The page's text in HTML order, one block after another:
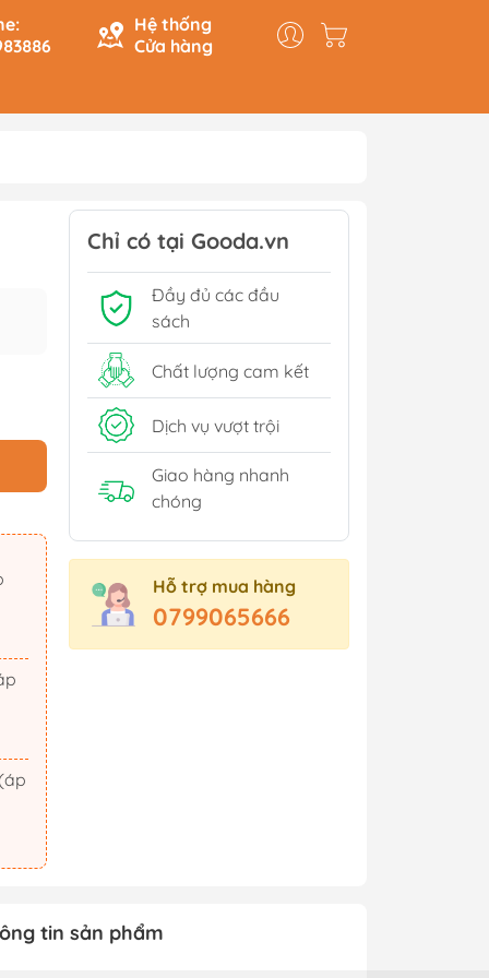
Hệ thống
Cửa hàng
Du Ký
Lịch Sử - Văn Hoá - Chính
Trị
Tâm Linh
Sách Tham Khảo Cấp 1
Sách Tham Khảo Cấp 2
Sách Ôn Thi Đại Học
Xem thêm
Triển
Xúc
Dục
Chỉ có tại Gooda.vn
Đầy đủ các đầu
sách
Chất lượng cam kết
Dịch vụ vượt trội
Giao hàng nhanh
chóng
Hỗ trợ mua hàng
0799065666
tin sản phẩm